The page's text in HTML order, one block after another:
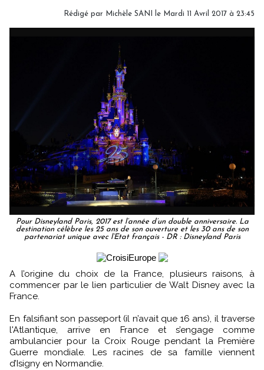
Rédigé par Michèle SANI le Mardi 11 Avril 2017 à 23:45
Pour Disneyland Paris, 2017 est l’année d’un double anniversaire. La
destination célèbre les 25 ans de son ouverture et les 30 ans de son
partenariat unique avec l’Etat français - DR : Disneyland Paris
A l’origine du choix de la France, plusieurs raisons, à
commencer par le lien particulier de Walt Disney avec la
France.
En falsifiant son passeport (il n’avait que 16 ans), il traverse
l'Atlantique, arrive en France et s’engage comme
ambulancier pour la Croix Rouge pendant la Première
Guerre mondiale. Les racines de sa famille viennent
d’Isigny en Normandie.